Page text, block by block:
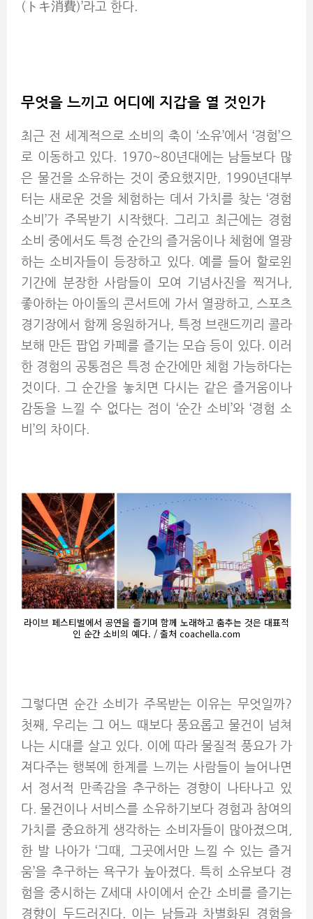
(トキ消費)’라고 한다.
무엇을 느끼고 어디에 지갑을 열 것인가
최근 전 세계적으로 소비의 축이 ‘소유’에서 ‘경험’으
로 이동하고 있다. 1970~80년대에는 남들보다 많
은 물건을 소유하는 것이 중요했지만, 1990년대부
터는 새로운 것을 체험하는 데서 가치를 찾는 ‘경험
소비’가 주목받기 시작했다. 그리고 최근에는 경험
소비 중에서도 특정 순간의 즐거움이나 체험에 열광
하는 소비자들이 등장하고 있다. 예를 들어 할로윈
기간에 분장한 사람들이 모여 기념사진을 찍거나,
좋아하는 아이돌의 콘서트에 가서 열광하고, 스포츠
경기장에서 함께 응원하거나, 특정 브랜드끼리 콜라
보해 만든 팝업 카페를 즐기는 모습 등이 있다. 이러
한 경험의 공통점은 특정 순간에만 체험 가능하다는
것이다. 그 순간을 놓치면 다시는 같은 즐거움이나
감동을 느낄 수 없다는 점이 ‘순간 소비’와 ‘경험 소
비’의 차이다.
라이브 페스티벌에서 공연을 즐기며 함께 노래하고 춤추는 것은 대표적
인 순간 소비의 예다. / 출처 coachella.com
그렇다면 순간 소비가 주목받는 이유는 무엇일까?
첫째, 우리는 그 어느 때보다 풍요롭고 물건이 넘쳐
나는 시대를 살고 있다. 이에 따라 물질적 풍요가 가
져다주는 행복에 한계를 느끼는 사람들이 늘어나면
서 정서적 만족감을 추구하는 경향이 나타나고 있
다. 물건이나 서비스를 소유하기보다 경험과 참여의
가치를 중요하게 생각하는 소비자들이 많아졌으며,
한 발 나아가 ‘그때, 그곳에서만 느낄 수 있는 즐거
움’을 추구하는 욕구가 높아졌다. 특히 소유보다 경
험을 중시하는 Z세대 사이에서 순간 소비를 즐기는
경향이 두드러진다. 이는 남들과 차별화된 경험을